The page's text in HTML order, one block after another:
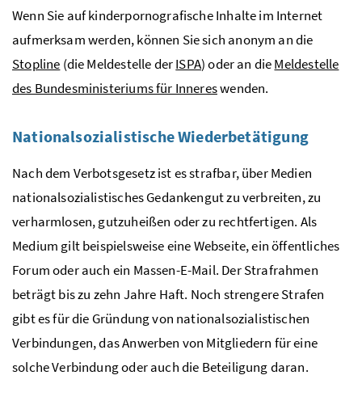
Wenn Sie auf kinderpornografische Inhalte im Internet
aufmerksam werden, können Sie sich anonym an die
Stopline (die Meldestelle derISPA) oder an dieMeldestelle
des Bundesministeriums für Innereswenden.
Nationalsozialistische Wiederbetätigung
Nach dem Verbotsgesetz ist es strafbar, über Medien
nationalsozialistisches Gedankengut zu verbreiten, zu
verharmlosen, gutzuheißen oder zu rechtfertigen. Als
Medium gilt beispielsweise eine Webseite, ein öffentliches
Forum oder auch ein Massen-E-Mail. Der Strafrahmen
beträgt bis zu zehn Jahre Haft. Noch strengere Strafen
gibt es für die Gründung von nationalsozialistischen
Verbindungen, das Anwerben von Mitgliedern für eine
solche Verbindung oder auch die Beteiligung daran.